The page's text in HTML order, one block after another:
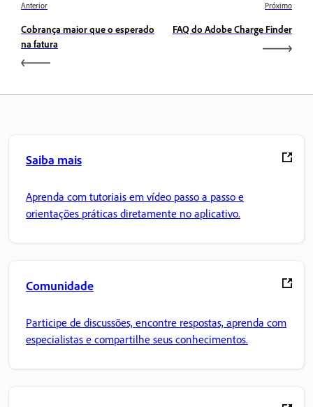
Anterior
Cobrança maior que o esperado
na fatura
Próximo
FAQ do Adobe Charge Finder
Saiba mais
Aprenda com tutoriais em vídeo passo a passo e
orientações práticas diretamente no aplicativo.
Comunidade
Participe de discussões, encontre respostas, aprenda com
especialistas e compartilhe seus conhecimentos.